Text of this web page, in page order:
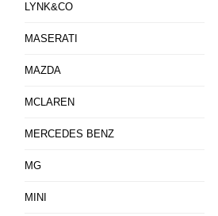
LYNK&CO
MASERATI
MAZDA
MCLAREN
MERCEDES BENZ
MG
MINI